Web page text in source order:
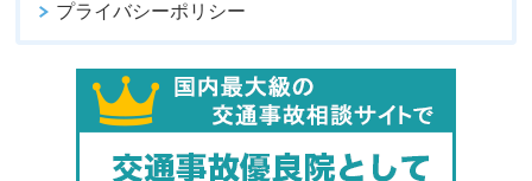
プライバシーポリシー